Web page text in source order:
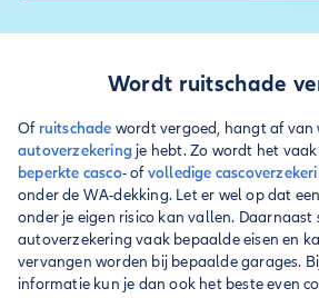
Wordt ruitschade
Of ruitschade wordt vergoed, hangt af van
autoverzekering je hebt. Zo wordt het
beperkte casco- ofvolledige
onder de WA-dekking. Let er wel op dat
onder je eigen risico kan vallen. Daarnaast
autoverzekering vaak bepaalde eisen en
vervangen worden bij bepaalde garages.
informatie kun je dan ook het beste even